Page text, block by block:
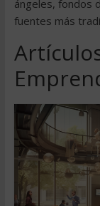
ángeles, fondos
fuentes más